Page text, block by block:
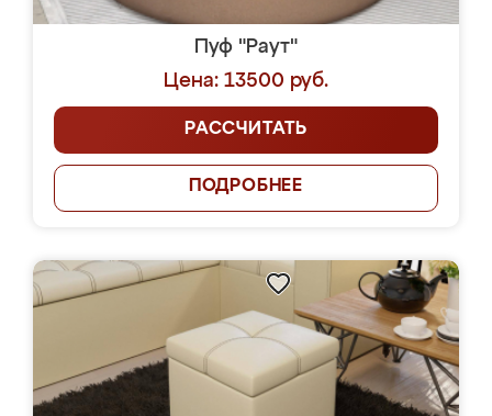
Пуф "Раут"
Цена: 13500 руб.
РАССЧИТАТЬ
ПОДРОБНЕЕ